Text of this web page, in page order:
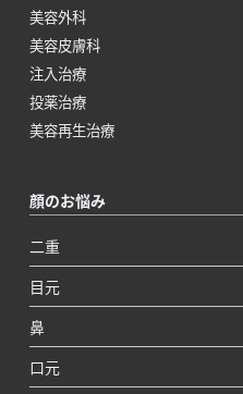
美容外科
美容皮膚科
注入治療
投薬治療
美容再生治療
顔のお悩み
二重
目元
鼻
口元